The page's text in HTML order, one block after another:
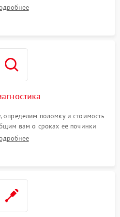
поломку и стоимость
вам о сроках ее починки